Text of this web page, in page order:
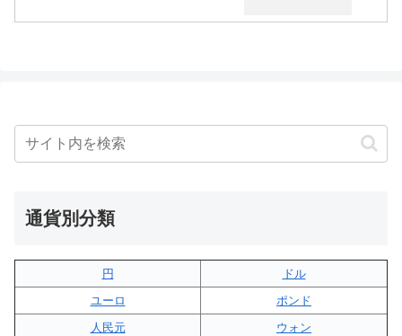
通貨別分類
円
ドル
ユーロ
ポンド
人民元
ウォン